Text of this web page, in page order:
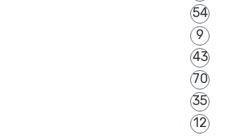
54
9
43
70
35
12